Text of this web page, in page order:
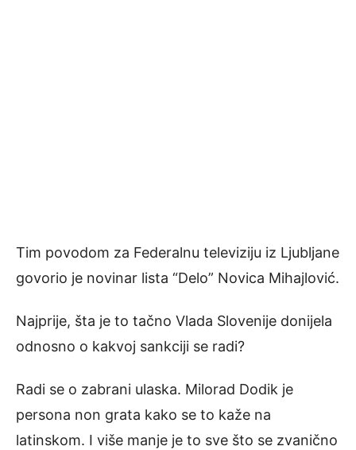
Tim povodom za Federalnu televiziju iz Ljubljane
govorio je novinar lista “Delo” Novica Mihajlović.
Najprije, šta je to tačno Vlada Slovenije donijela
odnosno o kakvoj sankciji se radi?
Radi se o zabrani ulaska. Milorad Dodik je
persona non grata kako se to kaže na
latinskom. I više manje je to sve što se zvanično